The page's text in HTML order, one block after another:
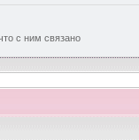
с ним связано